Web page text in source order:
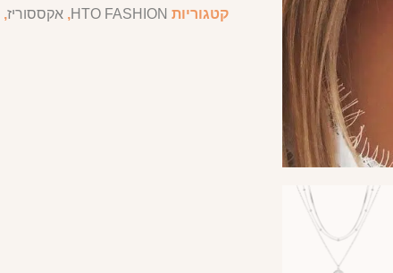
קטגוריות HTO FASHION
, אקססוריז,